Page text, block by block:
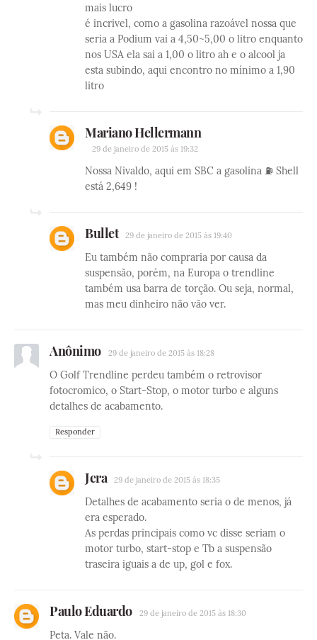
mais lucro
é incrivel, como a gasolina razoável nossa que
seria a Podium vai a 4,50~5,00 o litro enquanto
nos USA ela sai a 1,00 o litro ah e o alcool ja
esta subindo, aqui encontro no mínimo a 1,90
litro
Mariano Hellermann
29 de janeiro de 2015 às 19:32
Nossa Nivaldo, aqui em SBC a gasolina ⛽ Shell
está 2,649 !
Bullet 29 de janeiro de 2015 às 19:40
Eu também não compraria por causa da
suspensão, porém, na Europa o trendline
também usa barra de torção. Ou seja, normal,
mas meu dinheiro não vão ver.
Anônimo 29 de janeiro de 2015 às 18:28
O Golf Trendline perdeu também o retrovisor
fotocromico, o Start-Stop, o motor turbo e alguns
detalhes de acabamento.
Responder
Jera 29 de janeiro de 2015 às 18:35
Detalhes de acabamento seria o de menos, já
era esperado.
As perdas principais como vc disse seriam o
motor turbo, start-stop e Tb a suspensão
traseira iguais a de up, gol e fox.
Paulo Eduardo 29 de janeiro de 2015 às 18:30
Peta. Vale não.